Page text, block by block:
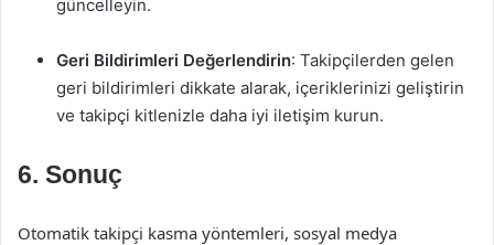
güncelleyin.
Geri Bildirimleri Değerlendirin: Takipçilerden gelen
geri bildirimleri dikkate alarak, içeriklerinizi geliştirin
ve takipçi kitlenizle daha iyi iletişim kurun.
6. Sonuç
Otomatik takipçi kasma yöntemleri, sosyal medya